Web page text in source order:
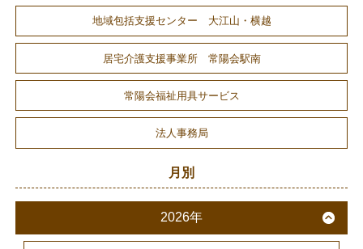
地域包括支援センター 大江山・横越
居宅介護支援事業所 常陽会駅南
常陽会福祉用具サービス
法人事務局
月別
2026年